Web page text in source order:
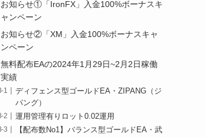
お知らせ①「IronFX」入金100%ボーナスキ
ャンペーン
お知らせ②「XM」入金100%ボーナスキャ
ンペーン
無料配布EAの2024年1月29日~2月2日稼働
実績
ディフェンス型ゴールドEA・ZIPANG（ジ
パング）
運用管理有りロット0.02運用
【配布数No1】バランス型ゴールドEA・武